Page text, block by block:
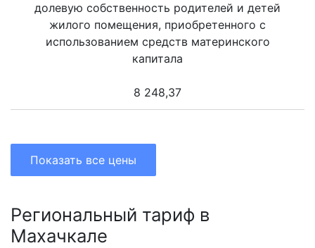
долевую собственность родителей и детей
жилого помещения, приобретенного с
использованием средств материнского
капитала
8 248,37
Показать все цены
Региональный тариф в
Махачкале